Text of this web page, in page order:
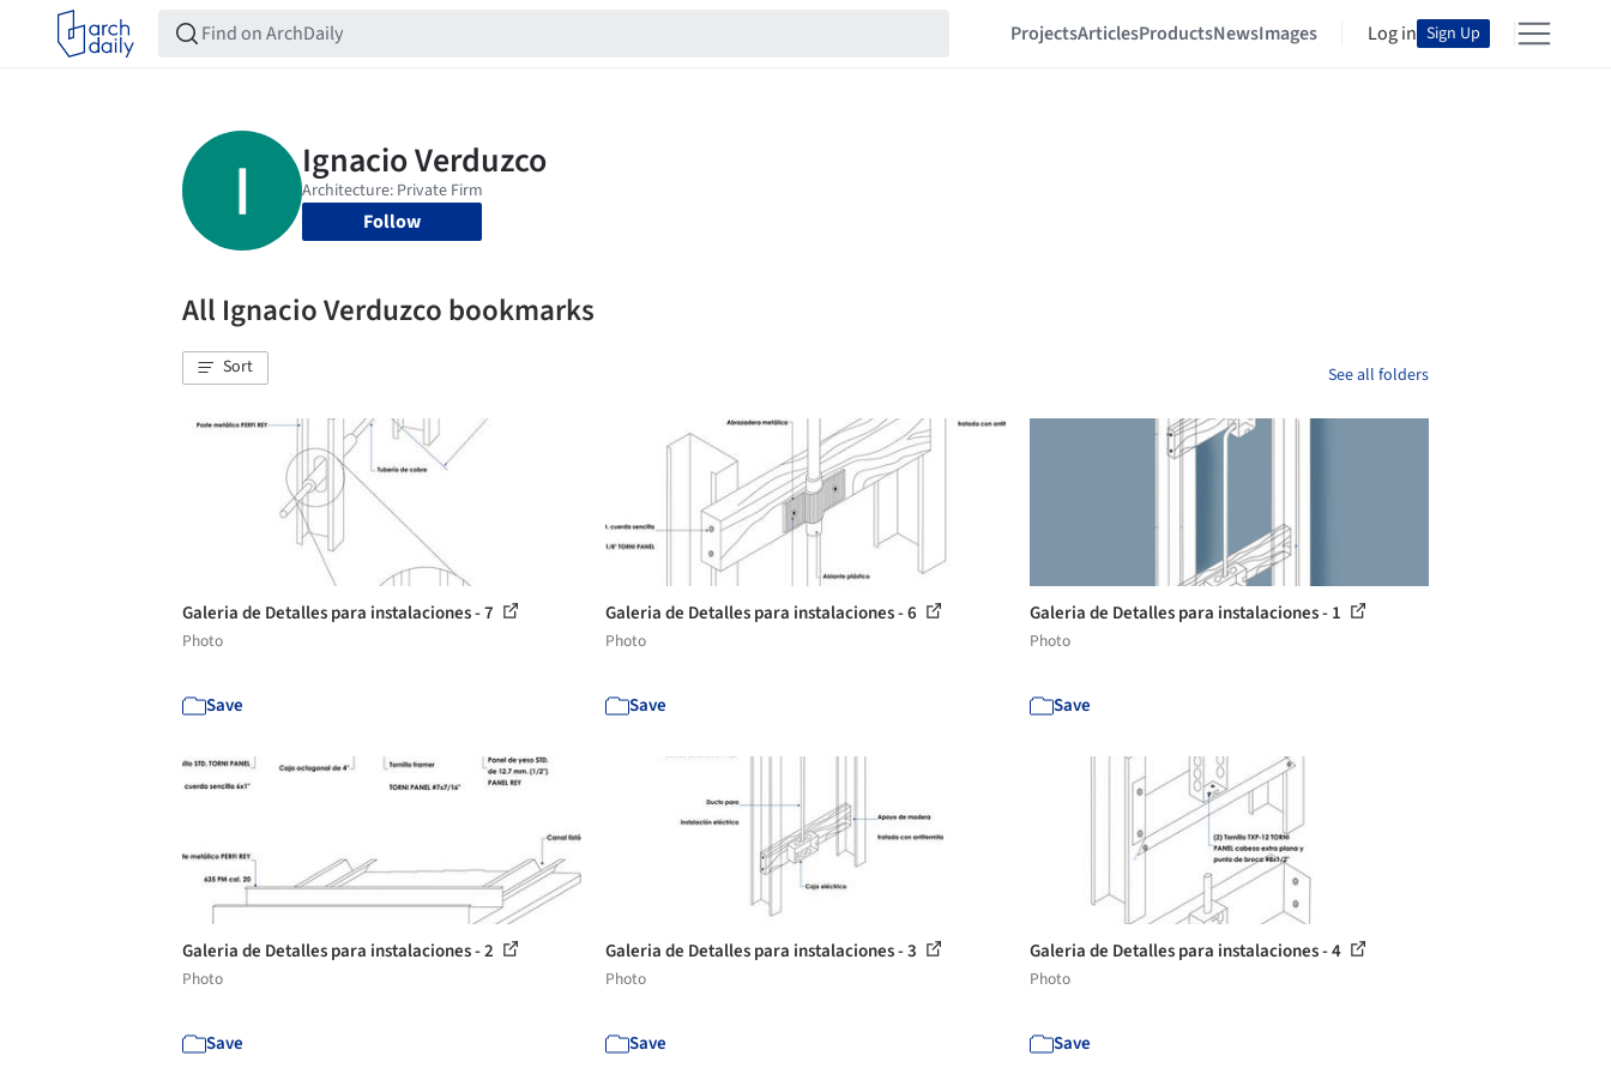
ProjectsArticlesProductsNewsImages Log in Sign Up
Follow
All Ignacio Verduzco bookmarks
Sort See all folders
Galeria de Detalles para instalaciones - 7
Photo
Save
Galeria de Detalles para instalaciones - 6
Photo
Save
Galeria de Detalles para instalaciones - 1
Photo
Save
Galeria de Detalles para instalaciones - 2
Photo
Save
Galeria de Detalles para instalaciones - 3
Photo
Save
Galeria de Detalles para instalaciones - 4
Photo
Save